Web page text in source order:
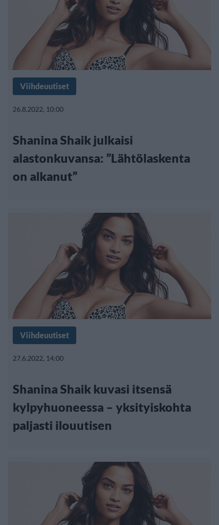
Viihdeuutiset
26.8.2022, 10:00
Shanina Shaik julkaisi
alastonkuvansa: ”Lähtölaskenta
on alkanut”
Viihdeuutiset
27.6.2022, 14:00
Shanina Shaik kuvasi itsensä
kylpyhuoneessa – yksityiskohta
paljasti ilouutisen